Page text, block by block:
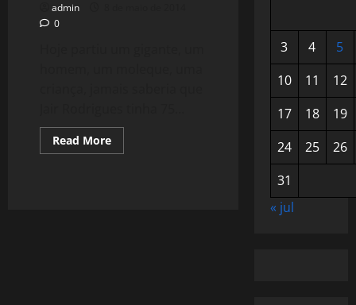
admin
0
Read MoreRead
more
3 4
5
10
11
12
17
18
19
24
25
26
31
« jul